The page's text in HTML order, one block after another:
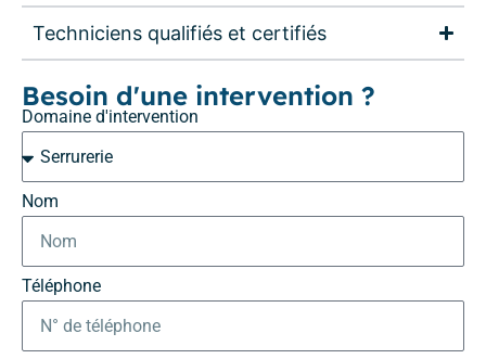
Techniciens qualifiés et certifiés
Besoin d'une intervention ?
Domaine d'intervention
Nom
Téléphone